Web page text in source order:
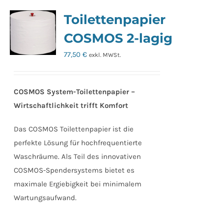
Toilettenpapier
COSMOS 2-lagig
77,50€ exkl. MWSt.
COSMOS System-Toilettenpapier –
Wirtschaftlichkeit trifft Komfort
Das COSMOS Toilettenpapier ist die
perfekte Lösung für hochfrequentierte
Waschräume. Als Teil des innovativen
COSMOS-Spendersystems bietet es
maximale Ergiebigkeit bei minimalem
Wartungsaufwand.